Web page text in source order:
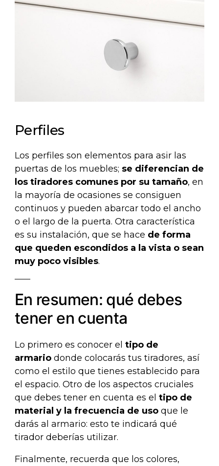
Perfiles
Los perfiles son elementos para asir las
puertas de los muebles; se diferencian de
los tiradores comunes por su tamaño, en
la mayoría de ocasiones se consiguen
continuos y pueden abarcar todo el ancho
o el largo de la puerta. Otra característica
es su instalación, que se hace de forma
que queden escondidos a la vista o sean
muy poco visibles.
En resumen: qué debes
tener en cuenta
Lo primero es conocer el tipo de
armario donde colocarás tus tiradores, así
como el estilo que tienes establecido para
el espacio. Otro de los aspectos cruciales
que debes tener en cuenta es el tipo de
material y la frecuencia de uso que le
darás al armario: esto te indicará qué
tirador deberías utilizar.
Finalmente, recuerda que los colores,